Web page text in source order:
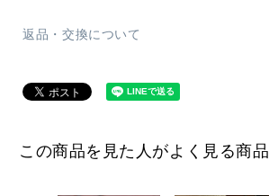
返品・交換について
この商品を見た人がよく見る商品